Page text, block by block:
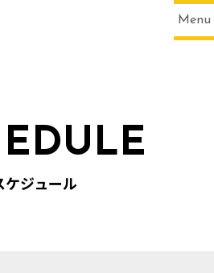
Menu
ケジュール